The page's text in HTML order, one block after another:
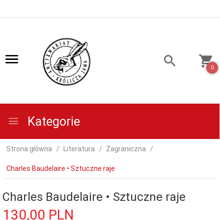
0
Kategorie
Strona główna Literatura Zagraniczna
Charles Baudelaire • Sztuczne raje
Charles Baudelaire • Sztuczne raje
130,00 PLN